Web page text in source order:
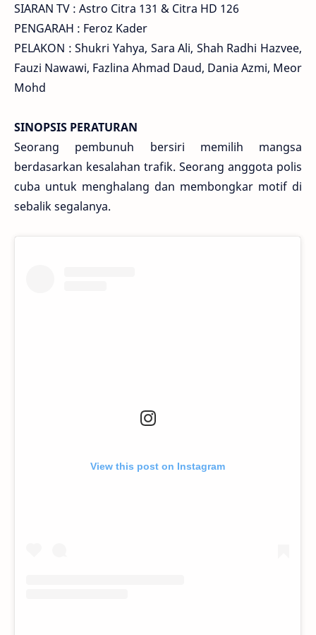
SIARAN TV : Astro Citra 131 & Citra HD 126
PENGARAH : Feroz Kader
PELAKON : Shukri Yahya, Sara Ali, Shah Radhi Hazvee,
Fauzi Nawawi, Fazlina Ahmad Daud, Dania Azmi, Meor
Mohd
SINOPSIS PERATURAN
Seorang pembunuh bersiri memilih mangsa
berdasarkan kesalahan trafik. Seorang anggota polis
cuba untuk menghalang dan membongkar motif di
sebalik segalanya.
View this post on Instagram